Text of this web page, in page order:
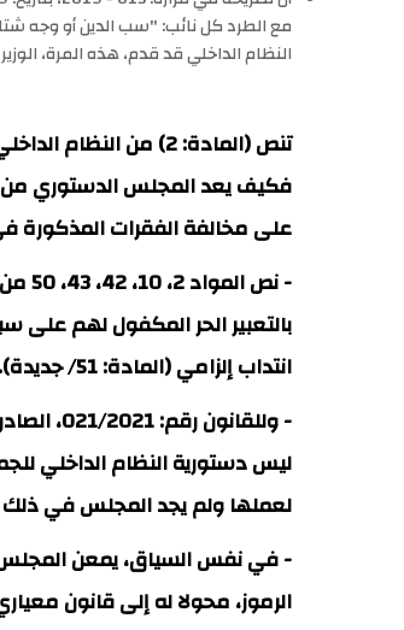
مع الطرد كل نائب: "سب الدين أو وجه
النظام الداخلي قد قدم، هذه المرة،
تنص (المادة: 2) من
على مخالفة الفقرات المذكورة
-
انتداب إلزامي (المادة: 51/ جديدة).
ليس دستورية النظام الداخلي
لعملها ولم يجد المجلس في ذلك
الرموز، محولا له إلى قانون